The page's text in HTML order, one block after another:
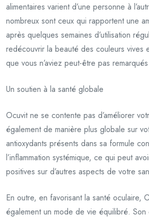
alimentaires varient d’une personne à
nombreux sont ceux qui rapportent une
après quelques semaines d’utilisation
redécouvrir la beauté des couleurs vives
que vous n’aviez peut-être pas
Un soutien à la santé globale
Ocuvit ne se contente pas d’améliorer
également de manière plus globale sur
antioxydants présents dans sa formule
l’inflammation systémique, ce qui peut
positives sur d’autres aspects de votre
En outre, en favorisant la santé oculaire,
également un mode de vie équilibré.